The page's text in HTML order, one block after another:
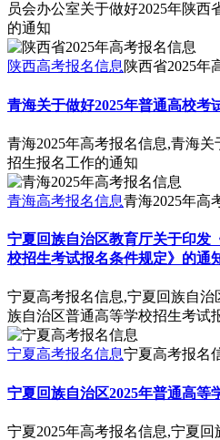
员会办公室关于做好2025年陕
的通知
陕西高考报名信息 陕西省2025年
青海关于做好2025年普通高校考
青海2025年高考报名信息,青海
招生报名工作的通知
青海高考报名信息青海2025年高
宁夏回族自治区教育厅关于印发
校招生考试报名条件规定》的通
宁夏高考报名信息,宁夏回族自治
族自治区普通高等学校招生考试
宁夏高考报名信息宁夏高考报名
宁夏回族自治区2025年普通高等
宁夏2025年高考报名信息,宁夏